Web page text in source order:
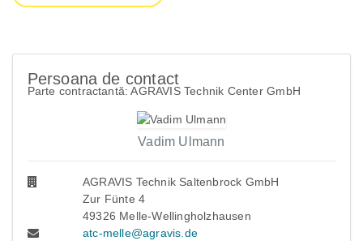
Persoana de contact
Parte contractantă: AGRAVIS Technik Center GmbH
Vadim Ulmann
AGRAVIS Technik Saltenbrock GmbH
Zur Fünte 4
49326 Melle-Wellingholzhausen
atc-melle@agravis.de